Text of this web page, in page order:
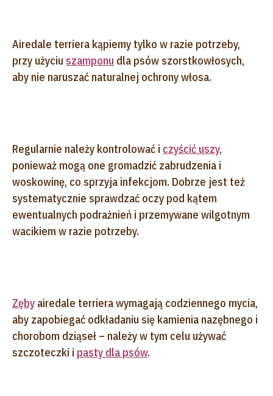
Airedale terriera kąpiemy tylko w razie potrzeby,
przy użyciu szamponu dla psów szorstkowłosych,
aby nie naruszać naturalnej ochrony włosa.
Regularnie należy kontrolować i czyścić uszy,
ponieważ mogą one gromadzić zabrudzenia i
woskowinę, co sprzyja infekcjom. Dobrze jest też
systematycznie sprawdzać oczy pod kątem
ewentualnych podrażnień i przemywane wilgotnym
wacikiem w razie potrzeby.
Zęby airedale terriera wymagają codziennego mycia,
aby zapobiegać odkładaniu się kamienia nazębnego i
chorobom dziąseł – należy w tym celu używać
szczoteczki i pasty dla psów.